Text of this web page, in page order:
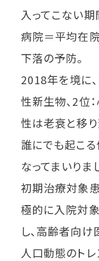
入ってこない期
病院＝平均在
下落の予防。
2018年を境に
性新生物、2位
性は老衰と移り
誰にでも起こ
なってまいりま
初期治療対象
極的に入院対
し、高齢者向
人口動態のトレ